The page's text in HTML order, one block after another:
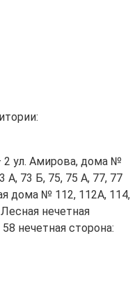
2 ул. Амирова, дома №
А, 73 Б, 75, 75 А, 77, 77
дома № 112, 112А, 114,
нечетная
нечетная сторона: